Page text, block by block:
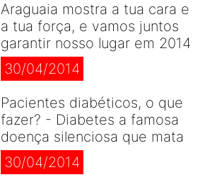
Araguaia mostra a tua cara e
a tua força, e vamos juntos
garantir nosso lugar em 2014
30/04/2014
Pacientes diabéticos, o que
fazer? - Diabetes a famosa
doença silenciosa que mata
30/04/2014